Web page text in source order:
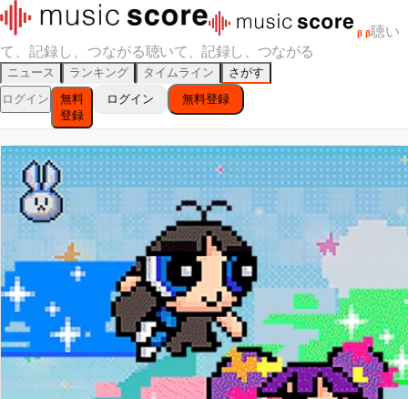
β β聴い
て、記録し、つながる聴いて、記録し、つながる
ニュース ランキング タイムライン
さがす
ログイン
無料
登録
ログイン 無料登録